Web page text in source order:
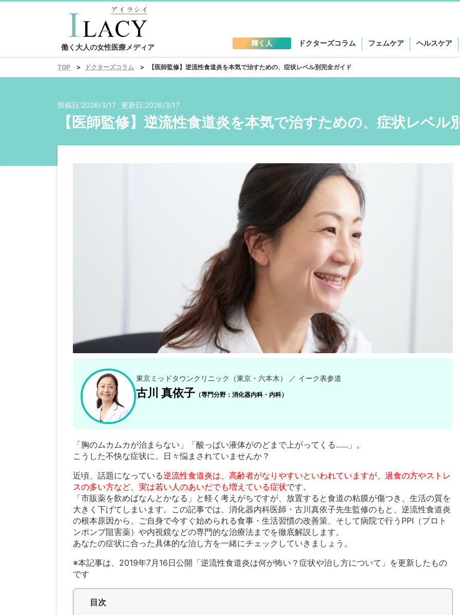
働く大人の女性医療メディア 輝く人 ドクターズコラム フェムケア ヘルスケア
TOP ドクターズコラム 【医師監修】逆流性食道炎を本気で治すための、症状レベル別完全ガイド
投稿日:2026/3/17 更新日:2026/3/17
【医師監修】逆流性食道炎を本気で治すための、症状レベル
東京ミッドタウンクリニック（東京・六本木） ／ イーク表参道
古川 真依子 （専門分野：消化器内科・内科）
「胸のムカムカが治まらない」「酸っぱい液体がのどまで上がってくる......」。
こうした不快な症状に、日々悩まされていませんか？
近頃、話題になっている逆流性食道炎は、高齢者がなりやすいといわれていますが、過食の方やストレ
スの多い方など、実は若い人のあいだでも増えている症状です。
「市販薬を飲めばなんとかなる」と軽く考えがちですが、放置すると食道の粘膜が傷つき、生活の質を
大きく下げてしまいます。この記事では、消化器内科医師・古川真依子先生監修のもと、逆流性食道炎
の根本原因から、ご自身で今すぐ始められる食事・生活習慣の改善策、そして病院で行うPPI（プロト
ンポンプ阻害薬）や内視鏡などの専門的な治療法までを徹底解説します。
あなたの症状に合った具体的な治し方を一緒にチェックしていきましょう。
※本記事は、2019年7月16日公開「逆流性食道炎は何が怖い？症状や治し方について」を更新したもの
です
目次